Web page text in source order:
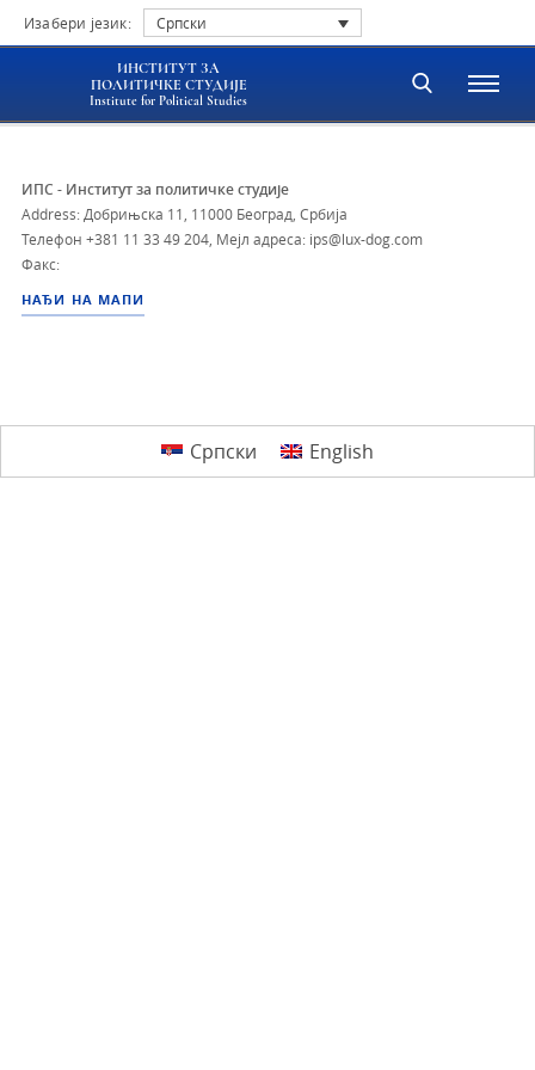
Изабери језик: Српски
ИНСТИТУТ ЗА
ПОЛИТИЧКЕ СТУДИЈЕ
Institute for Political Studies
ИПС - Институт за политичке студије
Address: Добрињска 11, 11000 Београд, Србија
Телефон +381 11 33 49 204 Мејл адреса: ips@lux-dog.com
Факс:
НАЂИ НА МАПИ
Српски English